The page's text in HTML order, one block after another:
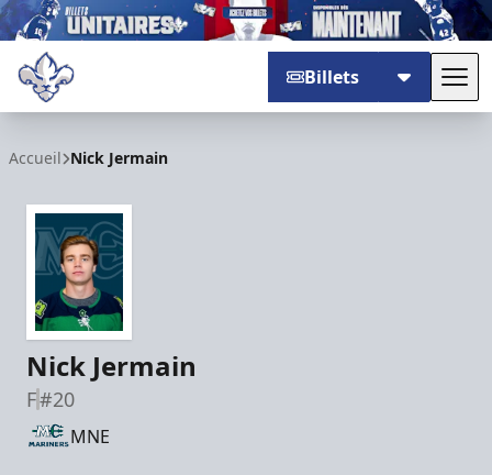
Billets
Accueil Nick Jermain
Nick Jermain
F#20
MNE